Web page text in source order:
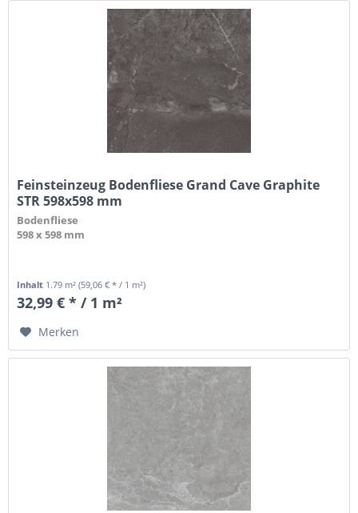
Feinsteinzeug Bodenfliese Grand Cave Graphite
STR 598x598 mm
Bodenfliese
598 x 598 mm
Inhalt 1.79 m²(59,06 € * / 1 m²)
32,99 € * / 1 m²
Merken